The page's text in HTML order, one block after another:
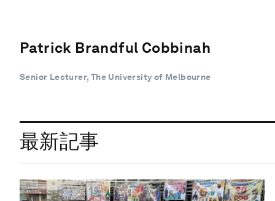
Patrick Brandful Cobbinah
Senior Lecturer, The University of Melbourne
最新記事